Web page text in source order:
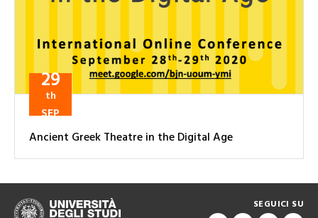
29
th
SEP
Ancient Greek Theatre in the Digital Age
SEGUICI SU